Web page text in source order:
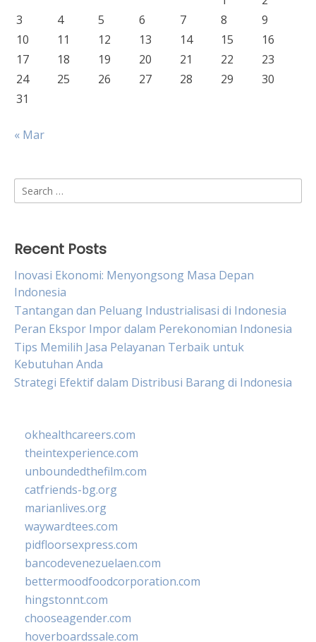
3
4 5 6 7 8
9
10
11 12 13 14 15
16
17
18 19 20 21 22
23
24
25 26 27 28 29
30
31
« Mar
Search
for:
Recent Posts
Inovasi Ekonomi: Menyongsong Masa Depan
Indonesia
Tantangan dan Peluang Industrialisasi di Indonesia
Peran Ekspor Impor dalam Perekonomian Indonesia
Tips Memilih Jasa Pelayanan Terbaik untuk
Kebutuhan Anda
Strategi Efektif dalam Distribusi Barang di Indonesia
okhealthcareers.com
theintexperience.com
unboundedthefilm.com
catfriends-bg.org
marianlives.org
waywardtees.com
pidfloorsexpress.com
bancodevenezuelaen.com
bettermoodfoodcorporation.com
hingstonnt.com
chooseagender.com
hoverboardssale.com